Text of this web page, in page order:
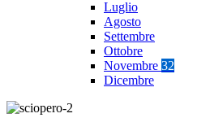
Luglio
Agosto
Settembre
Ottobre
Novembre 32
Dicembre